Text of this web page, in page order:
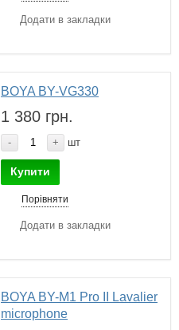
Додати в закладки
BOYA BY-VG330
1 380 грн.
- + шт
Купити
Порівняти
Додати в закладки
BOYA BY-M1 Pro II Lavalier
microphone